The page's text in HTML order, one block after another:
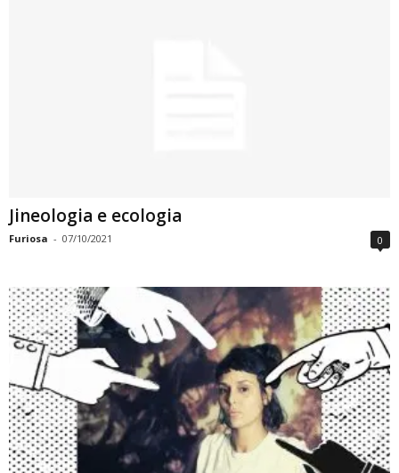
Jineologia e ecologia
Furiosa - 07/10/2021 0